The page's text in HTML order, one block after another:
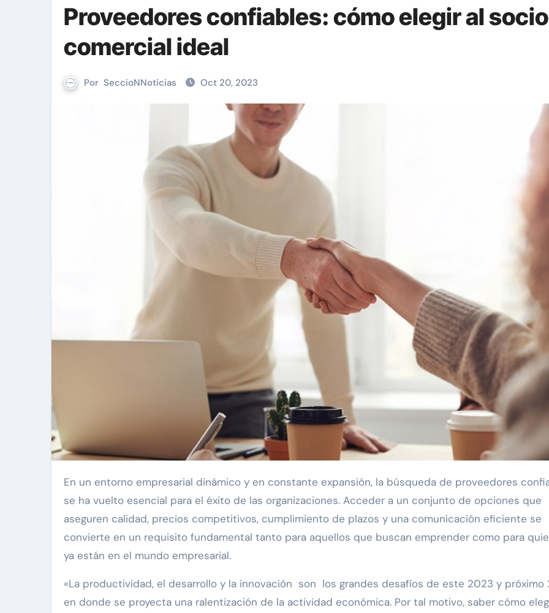
Proveedores confiables: cómo elegir al socio
comercial ideal
Por SeccioNNoticias Oct 20, 2023
En un entorno empresarial dinámico y en constante expansión, la búsqueda de proveedores confiables
se ha vuelto esencial para el éxito de las organizaciones. Acceder a un conjunto de opciones que
aseguren calidad, precios competitivos, cumplimiento de plazos y una comunicación eficiente se
convierte en un requisito fundamental tanto para aquellos que buscan emprender como para
ya están en el mundo empresarial.
«La productividad, el desarrollo y la innovación son los grandes desafíos de este 2023 y próximo
en donde se proyecta una ralentización de la actividad económica. Por tal motivo, saber cómo